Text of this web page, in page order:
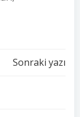
Sonraki yazı